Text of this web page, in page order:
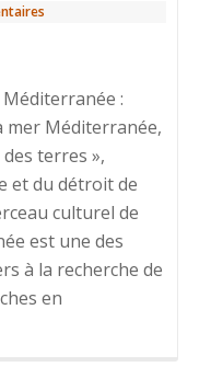
:
mer Méditerranée,
terres »,
et du détroit de
culturel de
est une des
à la recherche de
en